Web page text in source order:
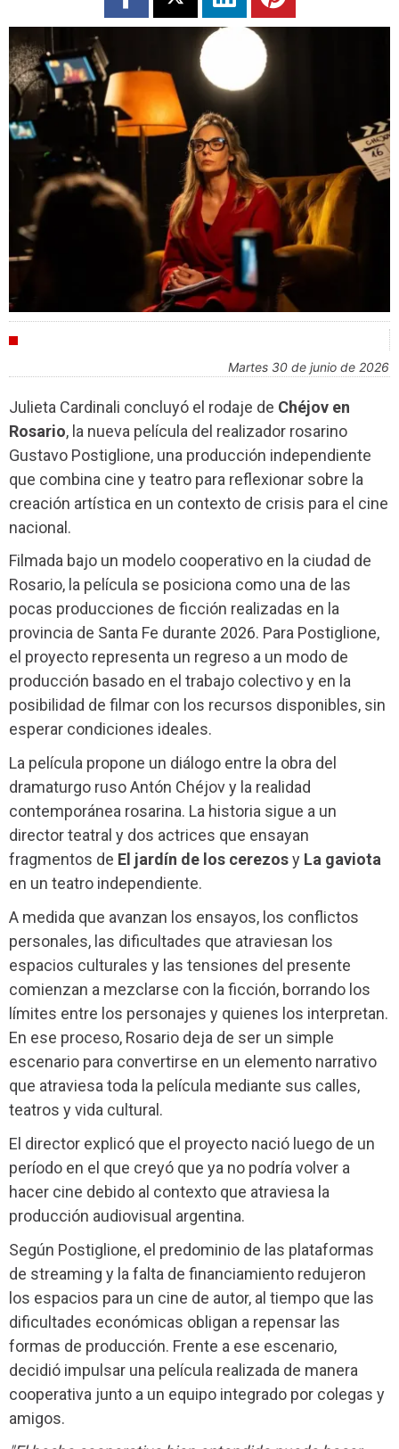
martes 30 de junio de 2026
Julieta Cardinali concluyó el rodaje de Chéjov en
Rosario, la nueva película del realizador rosarino
Gustavo Postiglione, una producción independiente
que combina cine y teatro para reflexionar sobre la
creación artística en un contexto de crisis para el cine
nacional.
Filmada bajo un modelo cooperativo en la ciudad de
Rosario, la película se posiciona como una de las
pocas producciones de ficción realizadas en la
provincia de Santa Fe durante 2026. Para Postiglione,
el proyecto representa un regreso a un modo de
producción basado en el trabajo colectivo y en la
posibilidad de filmar con los recursos disponibles, sin
esperar condiciones ideales.
La película propone un diálogo entre la obra del
dramaturgo ruso Antón Chéjov y la realidad
contemporánea rosarina. La historia sigue a un
director teatral y dos actrices que ensayan
fragmentos de El jardín de los cerezosy La gaviota
en un teatro independiente.
A medida que avanzan los ensayos, los conflictos
personales, las dificultades que atraviesan los
espacios culturales y las tensiones del presente
comienzan a mezclarse con la ficción, borrando los
límites entre los personajes y quienes los interpretan.
En ese proceso, Rosario deja de ser un simple
escenario para convertirse en un elemento narrativo
que atraviesa toda la película mediante sus calles,
teatros y vida cultural.
El director explicó que el proyecto nació luego de un
período en el que creyó que ya no podría volver a
hacer cine debido al contexto que atraviesa la
producción audiovisual argentina.
Según Postiglione, el predominio de las plataformas
de streaming y la falta de financiamiento redujeron
los espacios para un cine de autor, al tiempo que las
dificultades económicas obligan a repensar las
formas de producción. Frente a ese escenario,
decidió impulsar una película realizada de manera
cooperativa junto a un equipo integrado por colegas y
amigos.